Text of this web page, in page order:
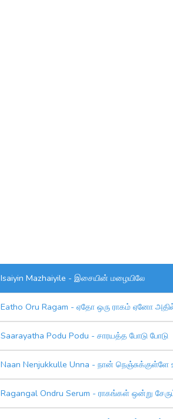
Isaiyin Mazhaiyile - ​இசையின் மழையிலே
Eatho Oru Ragam - ஏதோ ஒரு ராகம் ஏனோ
Saarayatha Podu Podu - சாரயத்த போடு போடு
Naan Nenjukkulle Unna - நான்
Ragangal Ondru Serum - ராகங்கள் ஒன்று